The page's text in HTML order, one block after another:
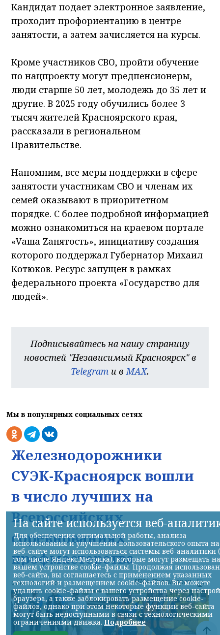
Кандидат подает электронное заявление,
проходит профориентацию в центре
занятости, а затем зачисляется на курсы.
Кроме участников СВО, пройти обучение
по нацпроекту могут предпенсионеры,
люди старше 50 лет, молодежь до 35 лет и
другие. В 2025 году обучились более 3
тысяч жителей Красноярского края,
рассказали в региональном
Правительстве.
Напомним, все меры поддержки в сфере
занятости участникам СВО и членам их
семей оказывают в приоритетном
порядке. С более подробной информацией
можно ознакомиться на краевом портале
«Vаша Zанятость», инициативу создания
которого поддержал Губернатор Михаил
Котюков. Ресурс запущен в рамках
федерального проекта «Государство для
людей».
Подписывайтесь на нашу страницу
новостей "Независимый Красноярск" в
Telegram и вMAX.
Мы в популярных социальных сетях
Железнодорожники
СУЭК-Красноярск вошли
в число лучших на
Всероссийских
соревнованиях
профмастерства
07.08.2026 22:13 НИА-Красноярск
На сайте используется веб-
Для обеспечения оптимальной работы, анализа
использования и улучшения пользовательского опыта на
веб-сайте могут использоваться системы веб-аналитики
том числе Яндекс.Метрика), которые могут размещать на
вашем устройстве cookie-файлы. Продолжая
веб-сайта, вы соглашаетесь с применением указанных
технологий и размещением cookie-файлов. Вы можете
удалить cookie-файлы с вашего устройства через
браузера, а также заблокировать размещение cookie-
файлов, однако при этом некоторые функции веб-сайта
могут быть недоступными в связи с технологическими
ограничениями движка. Подробнее